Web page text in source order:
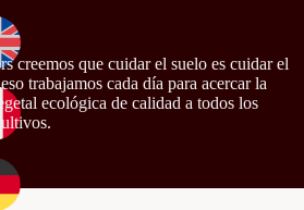
creemos que cuidar el suelo es cuidar el
trabajamos cada día para acercar la
ecológica de calidad a todos los